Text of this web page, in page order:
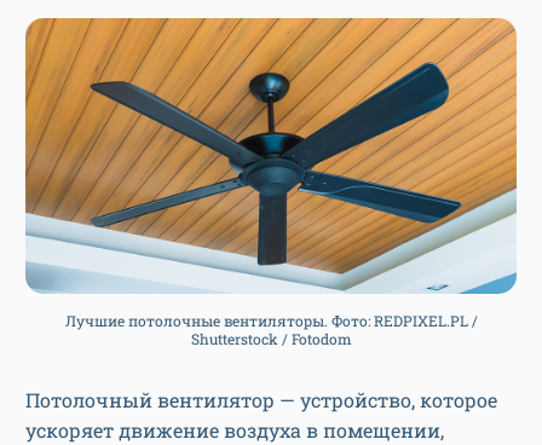
Лучшие потолочные вентиляторы. Фото: REDPIXEL.PL /
Shutterstock / Fotodom
Потолочный вентилятор — устройство, которое
ускоряет движение воздуха в помещении,